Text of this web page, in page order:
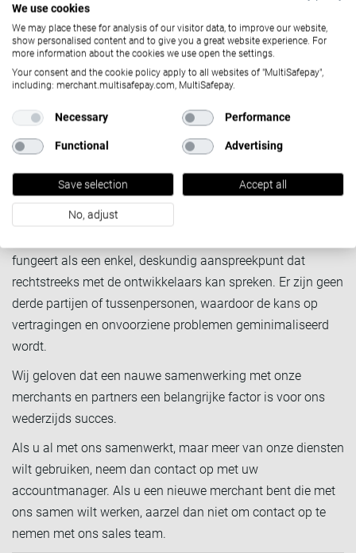
Bij MultiSafepay zijn we trots op onze vindingrijkheid. Wij
bouwen onze betaalmachine in eigen huis en lossen
complexe uitdagingen op om tastbare resultaten te behalen
voor onze merchants en partners. Diezelfde aanpak vormde
Ontvangst
Wat onze methode onderscheidt, is het beheersen van de
volledige betaalstroom. Wat houdt dat precies in? Omdat
we de volledige betaaloplossing onder één dak hebben
gebouwd, kunnen we al uw behoeften controleren,
fungeert als een enkel, deskundig aanspreekpunt dat
rechtstreeks met de ontwikkelaars kan spreken. Er zijn geen
derde partijen of tussenpersonen, waardoor de kans op
vertragingen en onvoorziene problemen geminimaliseerd
wordt.
Wij geloven dat een nauwe samenwerking met onze
merchants en partners een belangrijke factor is voor ons
wederzijds succes.
Als u al met ons samenwerkt, maar meer van onze diensten
wilt gebruiken, neem dan contact op met uw
accountmanager. Als u een nieuwe merchant bent die met
ons samen wilt werken, aarzel dan niet om contact op te
nemen met ons sales team.
We use cookies
We may place these for analysis of our visitor data, to improve our website,
show personalised content and to give you a great website experience. For
more information about the cookies we use open the settings.
Your consent and the cookie policy apply to all websites of "MultiSafepay",
including: merchant.multisafepay.com, MultiSafepay.
Necessary Performance
Functional Advertising
Save selection Accept all
No, adjust